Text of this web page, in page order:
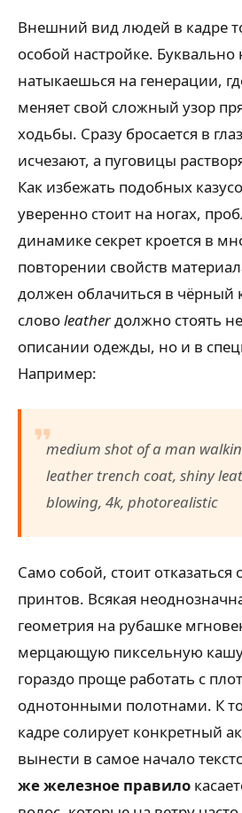
Внешний вид людей в кадре
особой настройке.
натыкаешься на генерации,
меняет свой сложный узор
ходьбы. Сразу бросается в
исчезают, а пуговицы
Как избежать подобных
уверенно стоит на ногах,
динамике секрет кроется в
повторении свойств
должен облачиться в
словоleatherдолжно стоять
описании одежды, но и в
Например:
medium shot of a man
leather trench coat, shiny
blowing, 4k, photorealistic
Само собой, стоит
принтов. Всякая
геометрия на рубашке
мерцающую пиксельную
гораздо проще работать с
однотонными полотнами. К
кадре солирует конкретный
вынести в самое начало
же железное правило